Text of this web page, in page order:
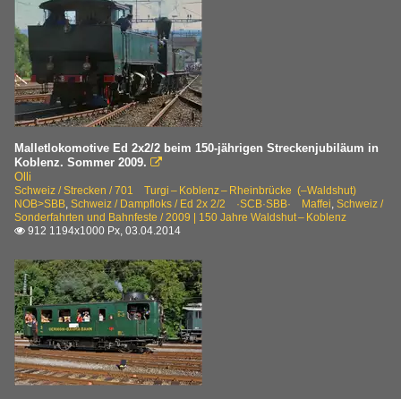
Malletlokomotive Ed 2x2/2 beim 150-jährigen Streckenjubiläum in
Koblenz. Sommer 2009. 
Olli
Schweiz / Strecken / 701 Turgi – Koblenz – Rheinbrücke (–Waldshut)
NOB>SBB, Schweiz / Dampfloks / Ed 2x 2/2 ·SCB·SBB· Maffei, Schweiz /
Sonderfahrten und Bahnfeste / 2009 | 150 Jahre Waldshut – Koblenz
 912 1194x1000 Px, 03.04.2014